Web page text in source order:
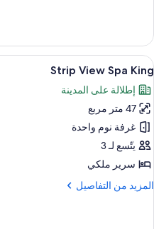
Salone
Suite
استعراض
جميع
صور
Strip
View
Spa
King
6
Strip View Spa King
إطلالة على المدينة
47 متر مربع
غرفة نوم واحدة
يتّسع لـ 3
سرير ملكي
المزيد من التفاصيل
المزيد